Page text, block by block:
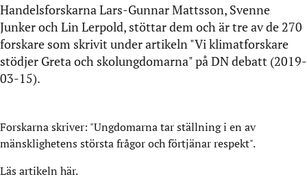
Handelsforskarna Lars-Gunnar Mattsson, Svenne
Junker och Lin Lerpold, stöttar dem och är tre av de 270
forskare som skrivit under artikeln "Vi klimatforskare
stödjer Greta och skolungdomarna" på DN debatt (2019-
03-15).
Forskarna skriver: "Ungdomarna tar ställning i en av
mänsklighetens största frågor och förtjänar respekt".
Läs artikeln här.